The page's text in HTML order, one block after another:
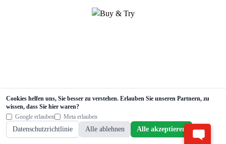
Cookies helfen uns, Sie besser zu verstehen. Erlauben Sie unseren Partnern, zu
wissen, dass Sie hier waren?
Google erlauben
Meta erlauben
Datenschutzrichtlinie Alle ablehnen Alle akzeptieren